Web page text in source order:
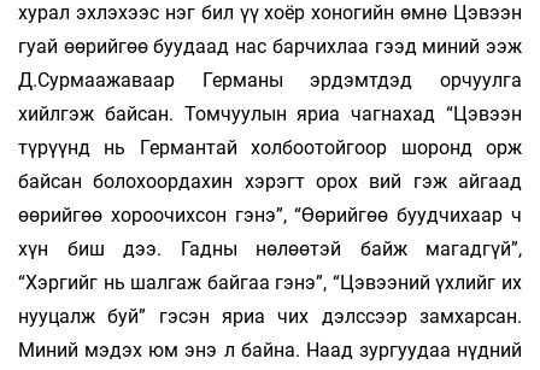
хурал эхлэхээс нэг бил үү хоёр хоногийн өмнө Цэвээн
гуай өөрий­гөө буудаад нас барчихлаа гээд ми­ний ээж
Д.Сурмаажаваар Германы эр­дэмт­дэд орчуулга
хийлгэж байсан. Том­чуу­лын яриа чагнахад “Цэвээн
түрүүнд нь Германтай хол­боотойгоор шоронд орж
байсан бо­лохоордахин хэрэгт орох вий гэж айгаад
өөрийгөө хороочихсон гэнэ”, “Өөрийгөө буудчихаар ч
хүн биш дээ. Гадны нөлөөтэй байж магад­гүй”,
“Хэргийг нь шалгаж байгаа гэнэ”, “Цэ­вээний үхлийг их
нууцалж буй” гэ­сэн яриа чих дэлс­сээр замхарсан.
Миний мэдэх юм энэ л бай­на. Наад зургуудаа нүдний